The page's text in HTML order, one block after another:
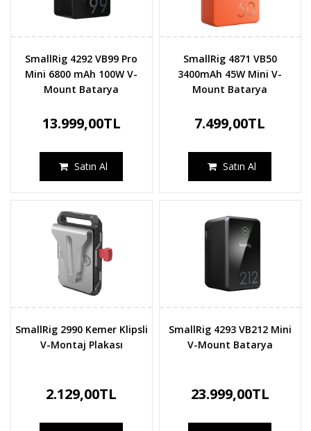
SmallRig 4292 VB99 Pro
Mini 6800 mAh 100W V-
Mount Batarya
13.999,00TL
Satın Al
SmallRig 4871 VB50
3400mAh 45W Mini V-
Mount Batarya
7.499,00TL
Satın Al
SmallRig 2990 Kemer Klipsli
V-Montaj Plakası
2.129,00TL
SmallRig 4293 VB212 Mini
V-Mount Batarya
23.999,00TL